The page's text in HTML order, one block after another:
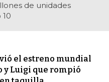
de unidades
el estreno mundial
y Luigi que rompió